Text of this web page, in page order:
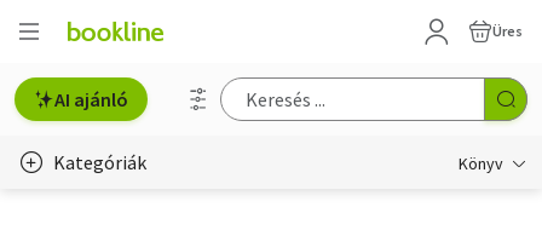
Üres
AI ajánló
Kategóriák Könyv